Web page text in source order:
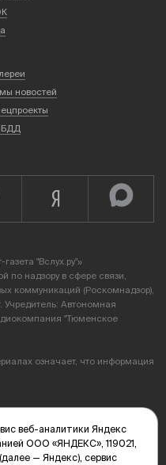
новостей
"Вслух.ру"»
по надзору в сфере связи,
коммуникаций (Роскомнадзор),
Автономная
"Тюменское
означает, что информация
28А
веб-аналитики Яндекс
ООО «ЯНДЕКС», 119021,
— Яндекс), сервис